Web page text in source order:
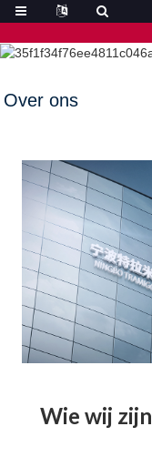
Over ons
Wie wij zijn